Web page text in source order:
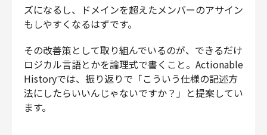
ズになるし、ドメインを超えたメンバーのアサイン
もしやすくなるはずです。
その改善策として取り組んでいるのが、できるだけ
ロジカル言語とかを論理式で書くこと。Actionable
Historyでは、振り返りで「こういう仕様の記述方
法にしたらいいんじゃないですか？」と提案してい
ます。